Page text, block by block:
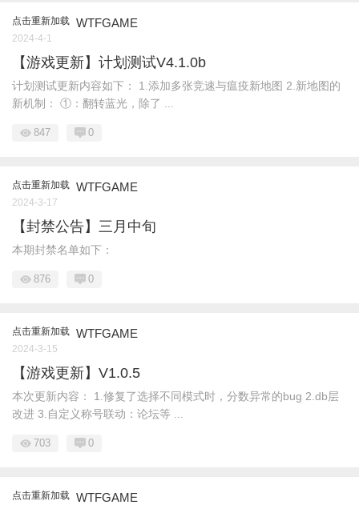
点击重新加载 WTFGAME
2024-4-1
【游戏更新】计划测试V4.1.0b
计划测试更新内容如下： 1.添加多张竞速与瘟疫新地图 2.新地图的
新机制： ①：翻转蓝光，除了 ...
847 0
点击重新加载 WTFGAME
2024-3-17
【封禁公告】三月中旬
本期封禁名单如下：
876 0
点击重新加载 WTFGAME
2024-3-15
【游戏更新】V1.0.5
本次更新内容： 1.修复了选择不同模式时，分数异常的bug 2.db层
改进 3.自定义称号联动：论坛等 ...
703 0
点击重新加载 WTFGAME